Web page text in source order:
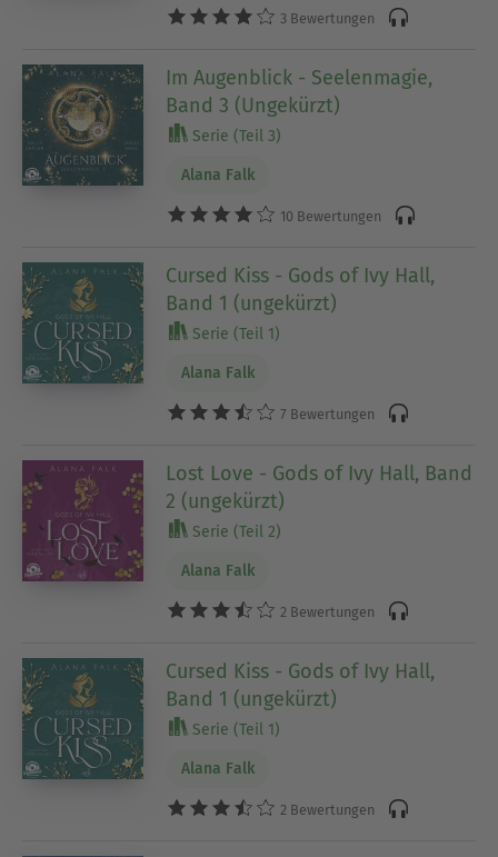
3 Bewertungen
Im Augenblick - Seelenmagie,
Band 3 (Ungekürzt)
Serie (Teil 3)
Alana Falk
10 Bewertungen
Cursed Kiss - Gods of Ivy Hall,
Band 1 (ungekürzt)
Serie (Teil 1)
Alana Falk
7 Bewertungen
Lost Love - Gods of Ivy Hall, Band
2 (ungekürzt)
Serie (Teil 2)
Alana Falk
2 Bewertungen
Cursed Kiss - Gods of Ivy Hall,
Band 1 (ungekürzt)
Serie (Teil 1)
Alana Falk
2 Bewertungen